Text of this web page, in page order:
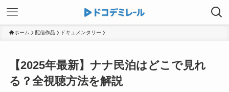
ホーム 配信作品 ドキュメンタリー
【2025年最新】ナナ民泊はどこで見れ
る？全視聴方法を解説